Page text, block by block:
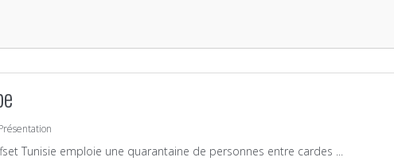
Tunisie emploie une quarantaine de personnes entre cardes ...